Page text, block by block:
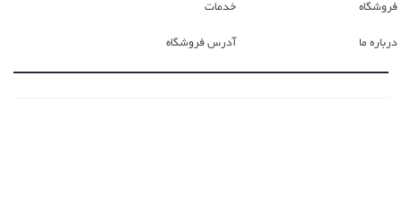
فروشگاه
درباره ما
خدمات
آدرس فروشگاه